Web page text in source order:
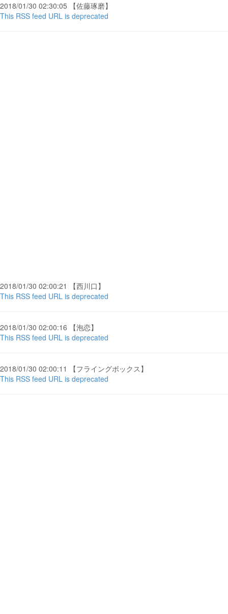
2018/01/30 02:30:05 【佐藤琢磨】
This RSS feed URL is deprecated
2018/01/30 02:00:21 【西川口】
This RSS feed URL is deprecated
2018/01/30 02:00:16 【泡恋】
This RSS feed URL is deprecated
2018/01/30 02:00:11 【フライングボックス】
This RSS feed URL is deprecated